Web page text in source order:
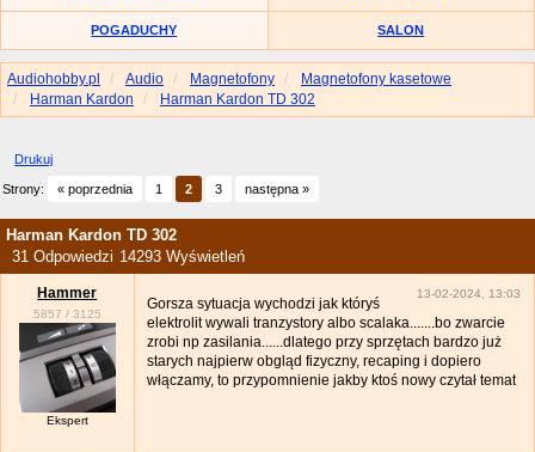
POGADUCHY SALON
Audiohobby.pl Audio Magnetofony
Magnetofony kasetowe
Harman Kardon
Harman Kardon TD 302
Drukuj
Strony: « poprzednia 1 2 3 następna »
Harman Kardon TD 302
31 Odpowiedzi 14293 Wyświetleń
Hammer
5857 / 3125
Ekspert
13-02-2024, 13:03
Gorsza sytuacja wychodzi jak któryś
elektrolit wywali tranzystory albo scalaka.......bo zwarcie
zrobi np zasilania......dlatego przy sprzętach bardzo już
starych najpierw obgląd fizyczny, recaping i dopiero
włączamy, to przypomnienie jakby ktoś nowy czytał temat